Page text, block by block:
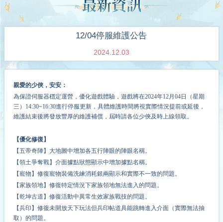
12/04停服維護公告
2024.12.03
親愛的少俠，安安：
為保證伺服器穩定運營，優化遊戲體驗，遊戲將在2024年12月04日（星期
三）14:30~16:30進行停服更新，具體維護時間將視實際情況提前或延後，
維護結束後將發放豐厚的維護補償，屆時請各位少俠及時上線領取。
【優化修復】
【五帝奇陣】大地圖中增加各五行陣眼的陣眼名稱。
【領土爭奪戰】介面據點狀態顯示中增加據點名稱。
【寵物】修復寵物裝備洗練消耗銀兩顯示和實際不一致的問題。
【家族領地】修復特定情況下家族領地無法進入的問題。
【乾坤古道】修復活動中異常生效家族戰技的問題。
【兵印】修復未開放天下玩法但兵印帖道具能跳轉進入介面（實際無法抽
取）的問題。